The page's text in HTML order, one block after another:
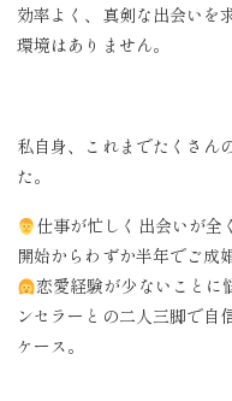
効率よく、真剣な出会いを
環境はありません。
私自身、これまでたくさん
た。
仕事が忙しく出会いが全
開始からわずか半年でご成
恋愛経験が少ないことに
ンセラーとの二人三脚で自
ケース。